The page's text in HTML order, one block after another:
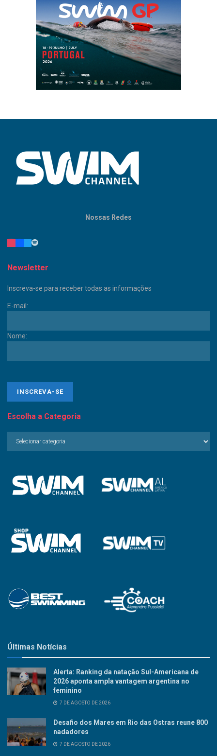
Nossas Redes
Newsletter
Inscreva-se para receber todas as informações
E-mail:
Nome:
Escolha a Categoria
Últimas Notícias
Alerta: Ranking da natação Sul-Americana de
2026 aponta ampla vantagem argentina no
feminino
7 DE AGOSTO DE 2026
Desafio dos Mares em Rio das Ostras reune 800
nadadores
7 DE AGOSTO DE 2026